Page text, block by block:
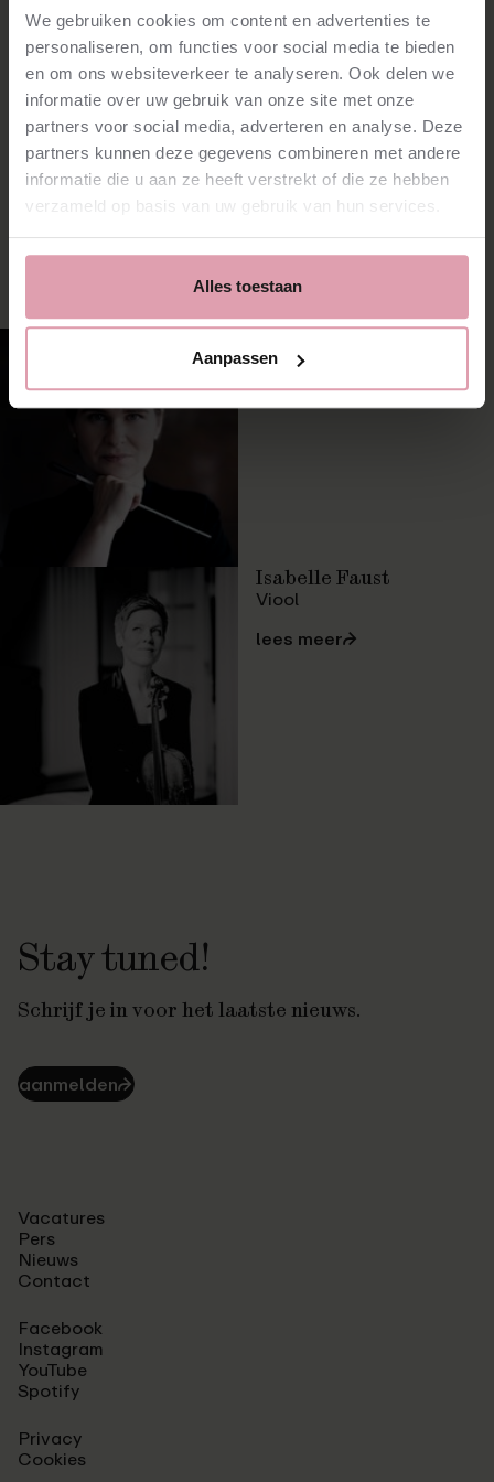
We gebruiken cookies om content en advertenties te
personaliseren, om functies voor social media te bieden
en om ons websiteverkeer te analyseren. Ook delen we
informatie over uw gebruik van onze site met onze
partners voor social media, adverteren en analyse. Deze
partners kunnen deze gegevens combineren met andere
informatie die u aan ze heeft verstrekt of die ze hebben
verzameld op basis van uw gebruik van hun services.
Alles toestaan
Aanpassen
Amsterdam
Prijs
€35.00 - €71.00
Programma
Järventausta - Bacchanale (Nederlandse Première)
Dvořák - Vioolconcert
R. Strauss - Don Juan
Mahler - Symfonie nr. 10 (Adagio)
Orkest
Nederlands Philharmonisch
Uitvoerenden
Eva Ollikainen
Dirigent
Isabelle Faust
Viool
lees meer⮫
Stay tuned!
Schrijf je in voor het laatste nieuws.
aanmelden⮫
Vacatures
Pers
Nieuws
Contact
Facebook
Instagram
YouTube
Spotify
Privacy
Cookies